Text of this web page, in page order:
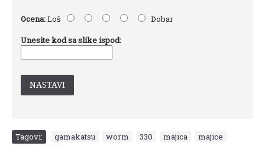
Ocena:Loš
Dobar
Unesite kod sa slike ispod:
NASTAVI
Tagovi: gamakatsu worm 330 majica majice